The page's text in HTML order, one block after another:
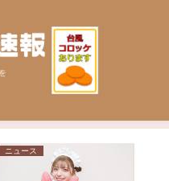
ニュース